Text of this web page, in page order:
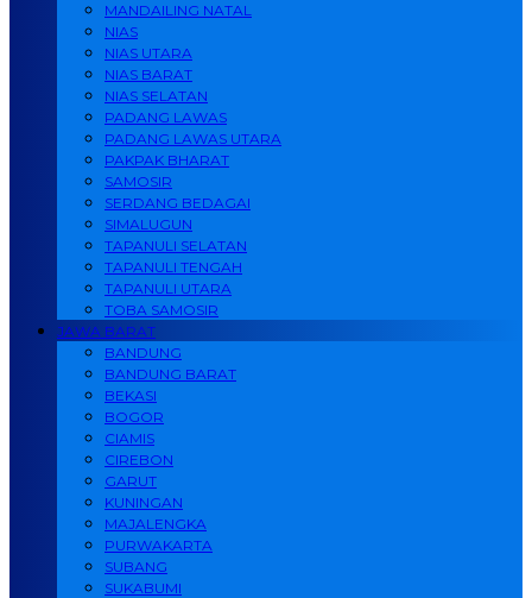
MANDAILING NATAL
NIAS
NIAS UTARA
NIAS BARAT
NIAS SELATAN
PADANG LAWAS
PADANG LAWAS UTARA
PAKPAK BHARAT
SAMOSIR
SERDANG BEDAGAI
SIMALUGUN
TAPANULI SELATAN
TAPANULI TENGAH
TAPANULI UTARA
TOBA SAMOSIR
JAWA BARAT
BANDUNG
BANDUNG BARAT
BEKASI
BOGOR
CIAMIS
CIREBON
GARUT
KUNINGAN
MAJALENGKA
PURWAKARTA
SUBANG
SUKABUMI